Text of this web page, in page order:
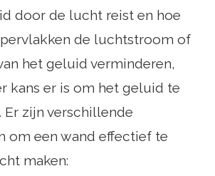
door de lucht reist en hoe
de luchtstroom of
het geluid verminderen,
kans er is om het geluid te
Er zijn verschillende
om een ​​wand effectief te
maken: